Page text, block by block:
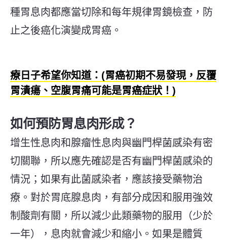
種胃息肉都應當切除和每年規律胃鏡檢查，防
止之後癌化演變成胃癌。
療日子希望你知道：(胃癌初期不易發現，反覆
胃潰瘍、空腹胃痛可能是胃癌症狀！)
如何預防胃息肉形成？
增生性息肉和腺瘤性息肉與幽門桿菌感染有密
切關聯，所以應先確認是否有幽門桿菌感染的
情況；如果有此菌感染者，應該接受藥物治
療。對於胃底腺息肉，有部分成因和服用強效
制酸劑有關，所以減少此類藥物的服用（少於
一年），息肉就會減少和縮小。如果是體質